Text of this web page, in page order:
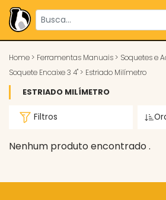
Home > Ferramentas Manuais > Soquetes e
Soquete Encaixe 3 4" > Estriado Milímetro
ESTRIADO MILÍMETRO
Filtros
Nenhum produto encontrado .